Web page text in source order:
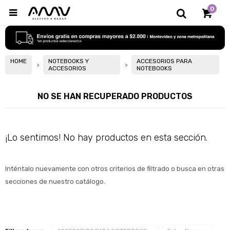
0

HOME
NOTEBOOKS Y
ACCESORIOS
ACCESORIOS PARA
NOTEBOOKS
NO SE HAN RECUPERADO PRODUCTOS
¡Lo sentimos! No hay productos en esta sección.
Inténtalo nuevamente con otros criterios de filtrado o busca en otras
secciones de nuestro catálogo.